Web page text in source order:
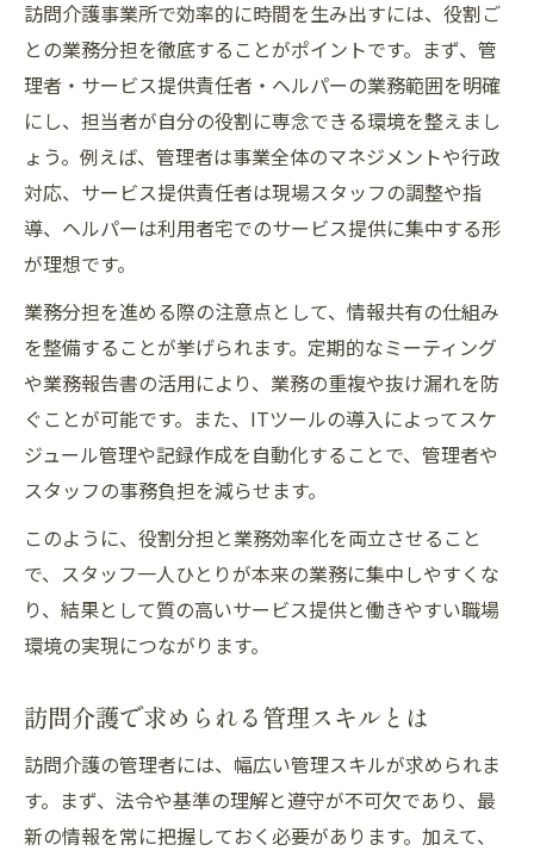
訪問介護事業所で効率的に時間を生み出すには、役割ご
との業務分担を徹底することがポイントです。まず、管
理者・サービス提供責任者・ヘルパーの業務範囲を明確
にし、担当者が自分の役割に専念できる環境を整えまし
ょう。例えば、管理者は事業全体のマネジメントや行政
対応、サービス提供責任者は現場スタッフの調整や指
導、ヘルパーは利用者宅でのサービス提供に集中する形
が理想です。
業務分担を進める際の注意点として、情報共有の仕組み
を整備することが挙げられます。定期的なミーティング
や業務報告書の活用により、業務の重複や抜け漏れを防
ぐことが可能です。また、ITツールの導入によってスケ
ジュール管理や記録作成を自動化することで、管理者や
スタッフの事務負担を減らせます。
このように、役割分担と業務効率化を両立させること
で、スタッフ一人ひとりが本来の業務に集中しやすくな
り、結果として質の高いサービス提供と働きやすい職場
環境の実現につながります。
訪問介護で求められる管理スキルとは
訪問介護の管理者には、幅広い管理スキルが求められま
す。まず、法令や基準の理解と遵守が不可欠であり、最
新の情報を常に把握しておく必要があります。加えて、